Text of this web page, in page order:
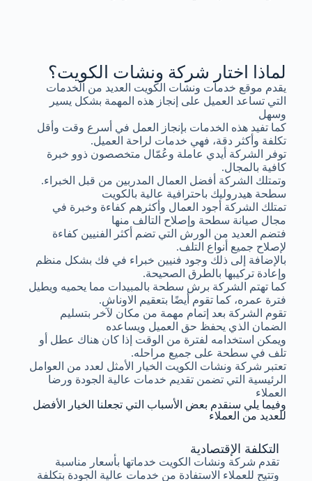
لماذا اختار شركة ونشات الكويت؟
يقدم موقع خدمات ونشات الكويت العديد من الخدمات
التي تساعد العميل على إنجاز هذه المهمة بشكل يسير
وسهل
كما تفيد هذه الخدمات بإنجاز العمل في أسرع وقت وأقل
تكلفة وأكثر دقة، فهي خدمات لراحة العميل.
توفر الشركة أيدي عاملة وعُمّال متخصصون ذوو خبرة
كافية بالمجال.
وتمتلك الشركة أفضل العمال المدربين من قبل الخبراء.
سطحة هيدروليك باحترافية عالية بالكويت
تمتلك الشركة أجود العمال وأكثرهم كفاءة وخبرة في
مجال صيانة سطحة وإصلاح التالف منها
فتضم العديد من الورش التي تضم أكثر الفنيين كفاءة
لإصلاح جميع أنواع التلف.
بالإضافة إلى ذلك وجود فنيين خبراء في فك بشكل منظم
وإعادة تركيبها بالطرق الصحيحة.
كما تهتم الشركة برش سطحة بالمبيدات مما يحميه ويطيل
فترة عمره، كما تقوم أيضًا بتعقيم الاوناش.
تقوم الشركة بعد إتمام مهمة من مكان لآخر بتسليم
الضمان الذي يحفظ حق العميل ويساعده
ويمكن استخدامه لفترة من الوقت إذا كان هناك عطل أو
تلف في سطحة على جميع مراحله.
تعتبر شركة ونشات الكويت الخيار الأمثل لعدد من العوامل
الرئيسية التي تضمن تقديم خدمات عالية الجودة ورضا
العملاء
وفيما يلي سنقدم بعض الأسباب التي تجعلنا الخيار الأفضل
للعديد من العملاء
التكلفة الإقتصادية
تقدم شركة ونشات الكويت خدماتها بأسعار مناسبة
وتتيح للعملاء الاستفادة من خدمات عالية الجودة بتكلفة